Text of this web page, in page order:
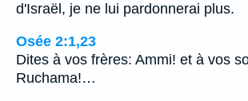
d'Israël, je ne lui pardonnerai plus.
Osée 2:1,23
Dites à vos frères: Ammi! et à vos
Ruchama!…